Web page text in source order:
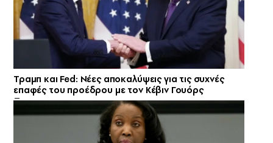
Τραμπ και Fed: Νέες αποκαλύψεις για τις συχνές
επαφές του προέδρου με τον Κέβιν Γουόρς